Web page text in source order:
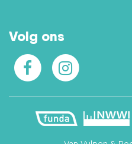
Volg ons
Facebook